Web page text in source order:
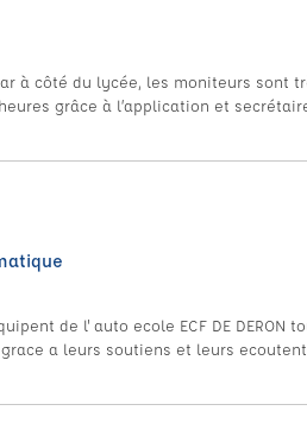
à côté du lycée, les moniteurs sont
grâce à l’application et
de l' auto ecole ECF DE DERON
a leurs soutiens et leurs